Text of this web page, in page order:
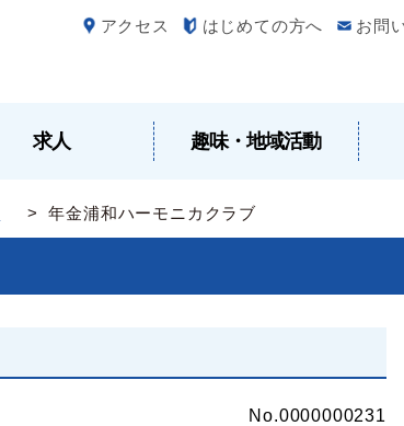
アクセス はじめての方へ お問
求人 趣味・地域活動
> 年金浦和ハーモニカクラブ
No.0000000231